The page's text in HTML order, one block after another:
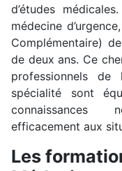
d’études
médecine
Complémentaire)
de deux ans. Ce
professionnels
spécialité sont
connaissances
efficacement aux
Les